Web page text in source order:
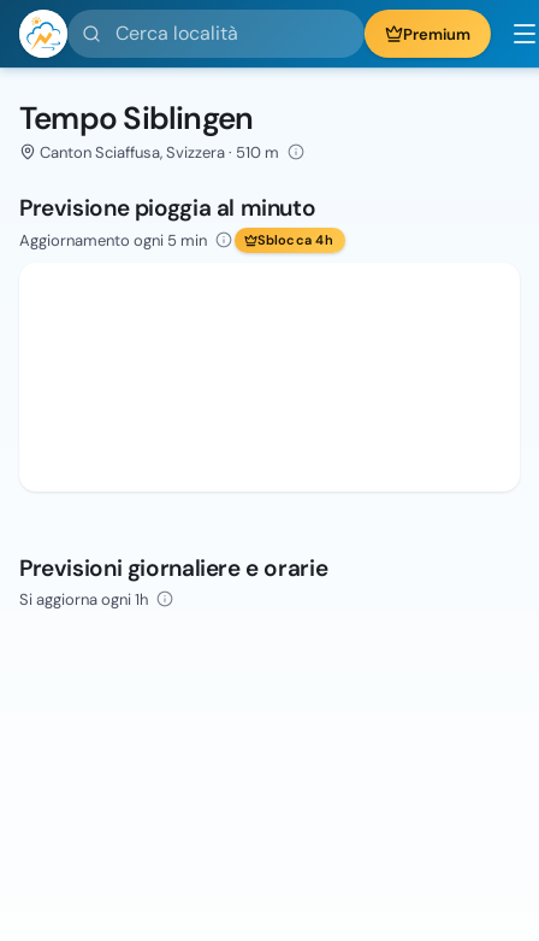
Cerca località Premium
Tempo Siblingen
Canton Sciaffusa, Svizzera · 510 m
Previsione pioggia al minuto
Aggiornamento ogni 5 min Sblocca 4h
Previsioni giornaliere e orarie
Si aggiorna ogni 1h